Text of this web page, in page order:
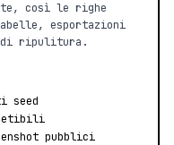
così le righe
esportazioni
di ripulitura.
seed
pubblici